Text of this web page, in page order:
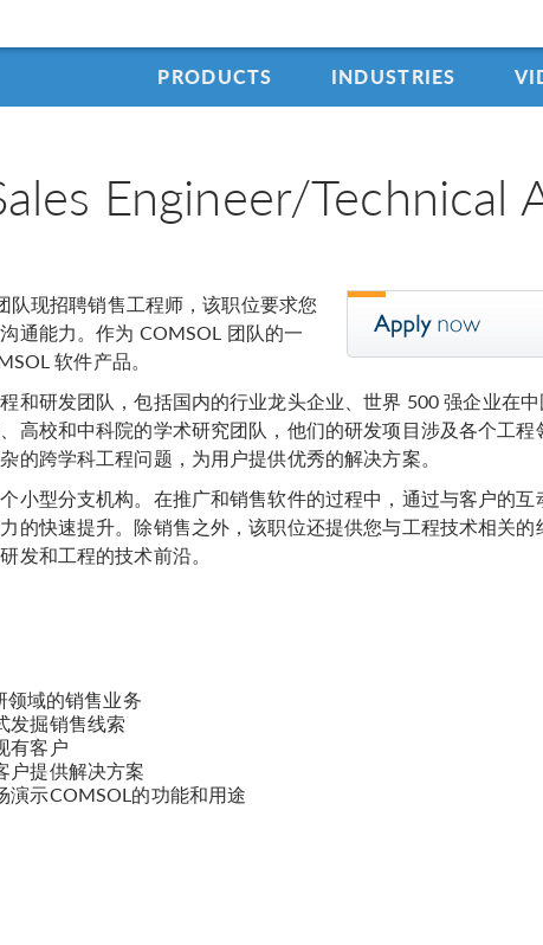
PRODUCTS INDUSTRIES
Engineer/Technical
现招聘销售工程师，该职位要求您
通能力。作为 COMSOL 团队的一
软件产品。
和研发团队，包括国内的行业龙头企业、世界 500 强企业在
高校和中科院的学术研究团队，他们的研发项目涉及各个工程
的跨学科工程问题，为用户提供优秀的解决方案。
小型分支机构。在推广和销售软件的过程中，通过与客户的互
的快速提升。除销售之外，该职位还提供您与工程技术相关的
发和工程的技术前沿。
领域的销售业务
发掘销售线索
有客户
户提供解决方案
示COMSOL的功能和用途